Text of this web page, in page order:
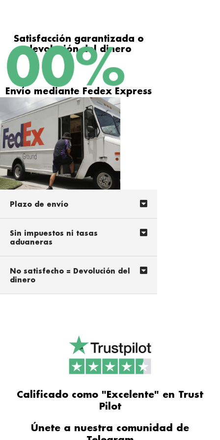
Satisfacción garantizada o
devolución del dinero
%
Envío mediante Fedex Express
Plazo de envío
Sin impuestos ni tasas
aduaneras
No satisfecho = Devolución del
dinero
Calificado como "Excelente" en Trust
Pilot
Únete a nuestra comunidad de